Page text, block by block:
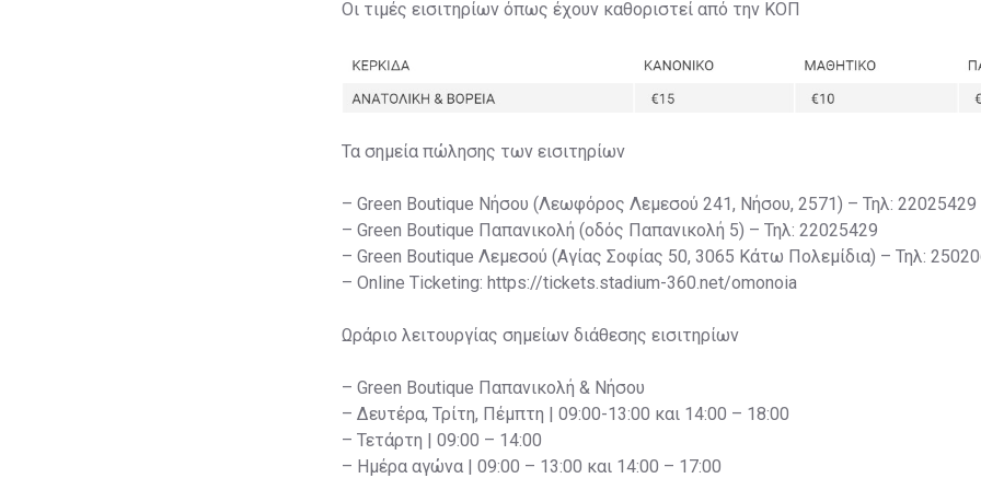
Οι τιμές εισιτηρίων όπως έχουν καθοριστεί από την ΚΟΠ
Τα σημεία πώλησης των εισιτηρίων
– Green Boutique Νήσου (Λεωφόρος Λεμεσού 241, Νήσου, 2571) – Τηλ: 22025429
– Green Boutique Παπανικολή (οδός Παπανικολή 5) – Τηλ: 22025429
– Green Boutique Λεμεσού (Αγίας Σοφίας 50, 3065 Κάτω Πολεμίδια) – Τηλ:
– Online Ticketing: https://tickets.stadium-360.net/omonoia
Ωράριο λειτουργίας σημείων διάθεσης εισιτηρίων
– Green Boutique Παπανικολή & Νήσου
– Δευτέρα, Τρίτη, Πέμπτη | 09:00-13:00 και 14:00 – 18:00
– Τετάρτη | 09:00 – 14:00
– Ημέρα αγώνα | 09:00 – 13:00 και 14:00 – 17:00